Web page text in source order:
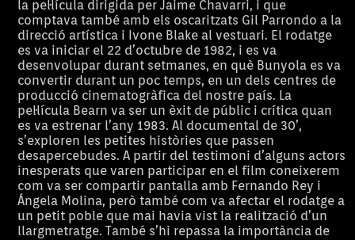
la pel·lícula dirigida per Jaime Chavarri, i que
comptava també amb els oscaritzats Gil Parrondo a la
direcció artística i Ivone Blake al vestuari. El rodatge
es va iniciar el 22 d’octubre de 1982, i es va
desenvolupar durant setmanes, en què Bunyola es va
convertir durant un poc temps, en un dels centres de
producció cinematogràfica del nostre país. La
pel·lícula Bearn va ser un èxit de públic i crítica quan
es va estrenar l’any 1983. Al documental de 30’,
s’exploren les petites històries que passen
desapercebudes. A partir del testimoni d’alguns actors
inesperats que varen participar en el film coneixerem
com va ser compartir pantalla amb Fernando Rey i
Ángela Molina, però també com va afectar el rodatge a
un petit poble que mai havia vist la realització d’un
llargmetratge. També s’hi repassa la importància de